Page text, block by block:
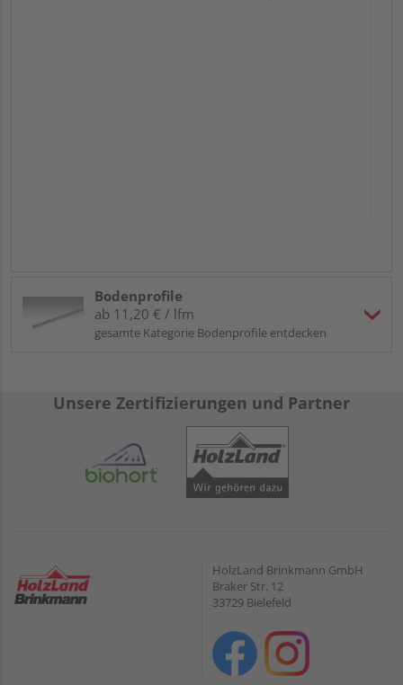
Bodenprofile
ab 11,20 € / lfm
gesamte Kategorie Bodenprofile entdecken
Unsere Zertifizierungen und Partner
HolzLand Brinkmann GmbH
Braker Str. 12
33729 Bielefeld